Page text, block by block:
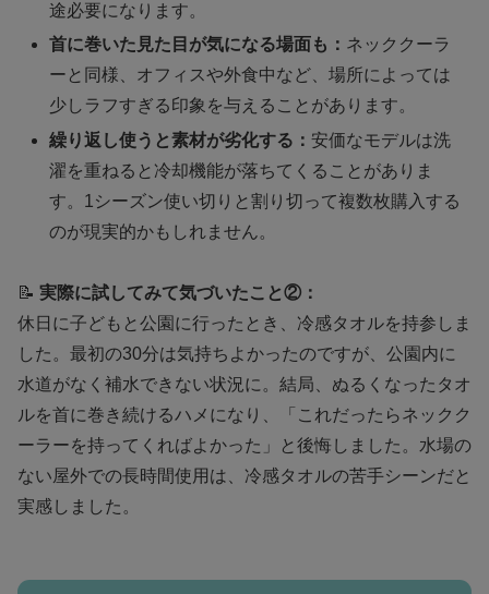
途必要になります。
首に巻いた見た目が気になる場面も： ネッククーラ
ーと同様、オフィスや外食中など、場所によっては
少しラフすぎる印象を与えることがあります。
繰り返し使うと素材が劣化する：安価なモデルは洗
濯を重ねると冷却機能が落ちてくることがありま
す。1シーズン使い切りと割り切って複数枚購入する
のが現実的かもしれません。
📝 実際に試してみて気づいたこと②：
休日に子どもと公園に行ったとき、冷感タオルを持参しま
した。最初の30分は気持ちよかったのですが、公園内に
水道がなく補水できない状況に。結局、ぬるくなったタオ
ルを首に巻き続けるハメになり、「これだったらネックク
ーラーを持ってくればよかった」と後悔しました。水場の
ない屋外での長時間使用は、冷感タオルの苦手シーンだと
実感しました。